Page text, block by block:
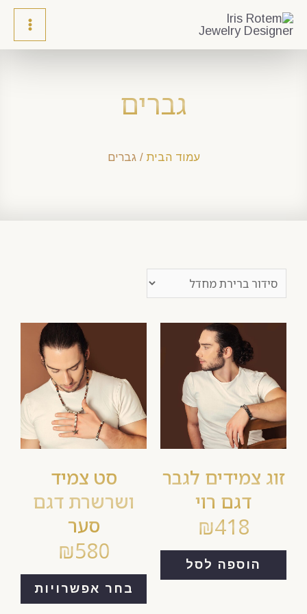
גברים
עמוד הבית / גברים
זוג צמידים לגבר
דגם רוי
₪418
הוספה לסל
סט צמיד
ושרשרת דגם
סער
₪580
בחר אפשרויות